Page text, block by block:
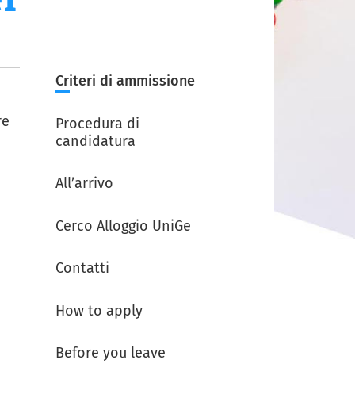
Criteri di ammissione
Procedura di
candidatura
All’arrivo
Cerco Alloggio UniGe
Contatti
How to apply
Before you leave